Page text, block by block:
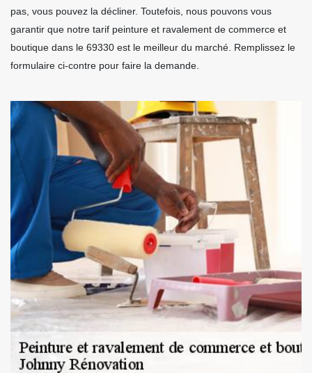
pas, vous pouvez la décliner. Toutefois, nous pouvons vous
garantir que notre tarif peinture et ravalement de commerce et
boutique dans le 69330 est le meilleur du marché. Remplissez le
formulaire ci-contre pour faire la demande.